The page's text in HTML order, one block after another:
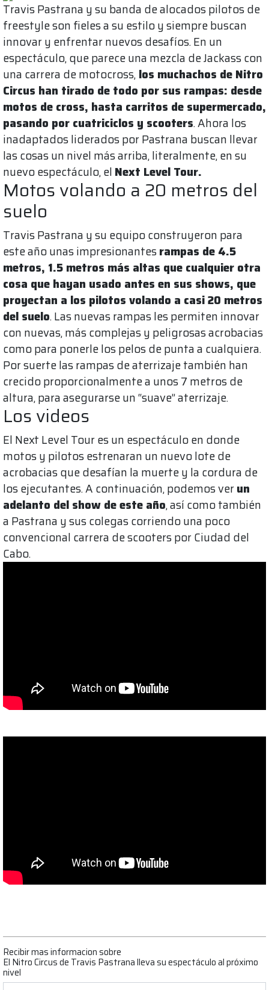
Travis Pastrana y su banda de alocados pilotos de
freestyle son fieles a su estilo y siempre buscan
innovar y enfrentar nuevos desafíos. En un
espectáculo, que parece una mezcla de Jackass con
una carrera de motocross, los muchachos de Nitro
Circus han tirado de todo por sus rampas: desde
motos de cross, hasta carritos de supermercado,
pasando por cuatriciclos y scooters. Ahora los
inadaptados liderados por Pastrana buscan llevar
las cosas un nivel más arriba, literalmente, en su
nuevo espectáculo, el Next Level Tour.
Motos volando a 20 metros del
suelo
Travis Pastrana y su equipo construyeron para
este año unas impresionantesrampas de 4.5
metros, 1.5 metros más altas que cualquier otra
cosa que hayan usado antes en sus shows, que
proyectan a los pilotos volando a casi 20 metros
del suelo. Las nuevas rampas les permiten innovar
con nuevas, más complejas y peligrosas acrobacias
como para ponerle los pelos de punta a cualquiera.
Por suerte las rampas de aterrizaje también han
crecido proporcionalmente a unos 7 metros de
altura, para asegurarse un “suave” aterrizaje.
Los videos
El Next Level Tour es un espectáculo en donde
motos y pilotos estrenaran un nuevo lote de
acrobacias que desafían la muerte y la cordura de
los ejecutantes. A continuación, podemos verun
adelanto del show de este año, así como también
a Pastrana y sus colegas corriendo una poco
convencional carrera de scooters por Ciudad del
Cabo.
Recibir mas informacion sobre
El Nitro Circus de Travis Pastrana lleva su espectáculo al próximo
nivel